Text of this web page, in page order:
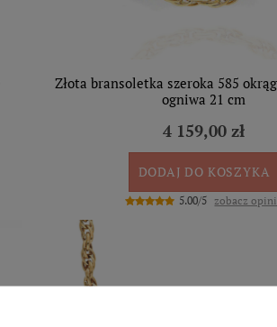
Złota bransoletka szeroka 585
ogniwa 21 cm
4 159,00 zł
DODAJ DO KOSZYKA
5.00/5 zobacz